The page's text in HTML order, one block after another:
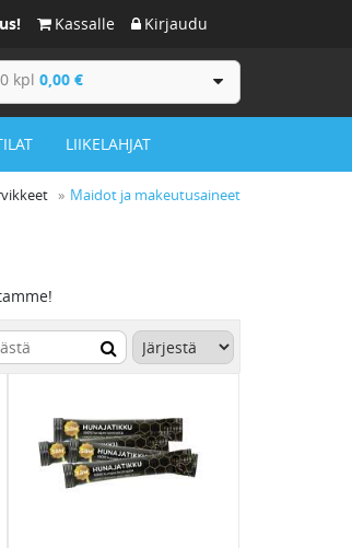
Kassalle Kirjaudu
0kpl 0,00 €
LIIKELAHJAT
Maidot ja makeutusaineet